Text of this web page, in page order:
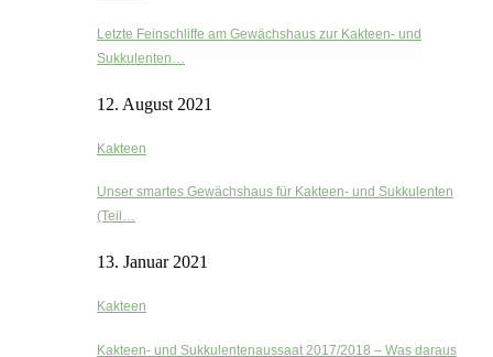
Letzte Feinschliffe am Gewächshaus zur Kakteen- und
Sukkulenten…
12. August 2021
Kakteen
Unser smartes Gewächshaus für Kakteen- und Sukkulenten
(Teil…
13. Januar 2021
Kakteen
Kakteen- und Sukkulentenaussaat 2017/2018 – Was daraus